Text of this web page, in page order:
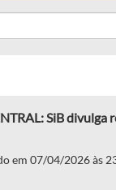
SiB divulga
em 07/04/2026 às